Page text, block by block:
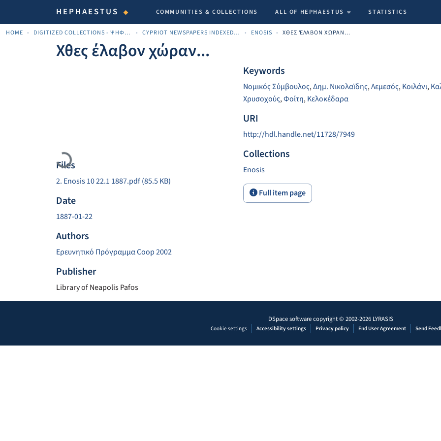
HEPHAESTUS COMMUNITIES & COLLECTIONS ALL OF HEPHAESTUS STATISTICS
HOME DIGITIZED COLLECTIONS - ΨΗΦΙΟΠΟΙΗΜΈΝΕΣ ΣΥΛΛΟΓΈΣ CYPRIOT NEWSPAPERS INDEXED MATERIAL ENOSIS ΧΘΕΣ ΈΛΑΒΟΝ ΧΏΡΑΝ...
Χθες έλαβον χώραν...
Loading...
Files
2. Enosis 10 22.1 1887.pdf(85.5 KB)
Date
1887-01-22
Authors
Ερευνητικό Πρόγραμμα Coop 2002
Publisher
Library of Neapolis Pafos
Keywords
Νομικός Σύμβουλος,Δημ. Νικολαϊδης,Λεμεσός,Κοιλάνι,
Χρυσοχούς,Φοίτη,Κελοκέδαρα
URI
http://hdl.handle.net/11728/7949
Collections
Enosis
Full item page
DSpace softwarecopyright © 2002-2026 LYRASIS
Cookie settings Accessibility settings Privacy policy End User Agreement Send